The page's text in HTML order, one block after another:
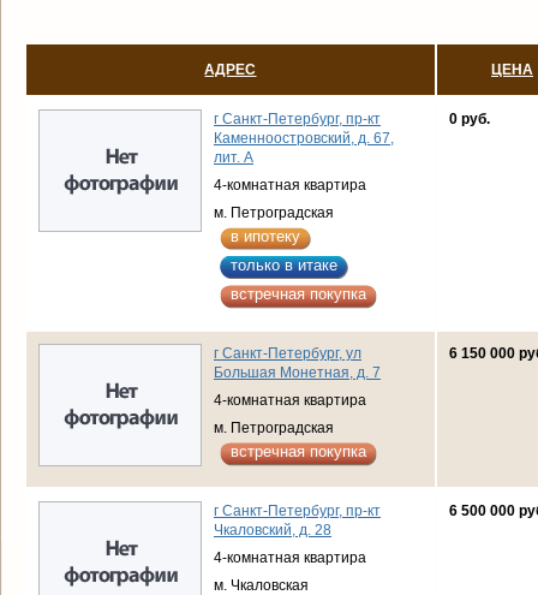
АДРЕС ЦЕНА
г Санкт-Петербург, пр-кт
Каменноостровский, д. 67,
лит. А
4-комнатная квартира
м. Петроградская
в ипотеку
только в итаке
встречная покупка
0 руб.
г Санкт-Петербург, ул
Большая Монетная, д. 7
4-комнатная квартира
м. Петроградская
встречная покупка
6 150 000
г Санкт-Петербург, пр-кт
Чкаловский, д. 28
4-комнатная квартира
м. Чкаловская
6 500 000